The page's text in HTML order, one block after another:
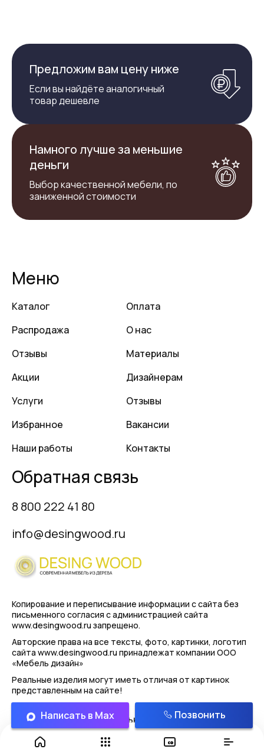
Предложим вам цену ниже
Если вы найдёте аналогичный
товар дешевле
Намного лучше за меньшие
деньги
Выбор качественной мебели, по
заниженной стоимости
Меню
Каталог
Распродажа
Отзывы
Акции
Услуги
Избранное
Наши работы
Оплата
О нас
Материалы
Дизайнерам
Отзывы
Вакансии
Контакты
Обратная связь
8 800 222 41 80
info@desingwood.ru
Копирование и переписывание информации с сайта без
письменного согласия с администрацией сайта
www.desingwood.ru запрещено.
Авторские права на все тексты, фото, картинки, логотип
сайта www.desingwood.ru принадлежат компании ООО
«Мебель дизайн»
Реальные изделия могут иметь отличая от картинок
представленным на сайте!
Политика конфиденциальности
Написать в Max Позвонить